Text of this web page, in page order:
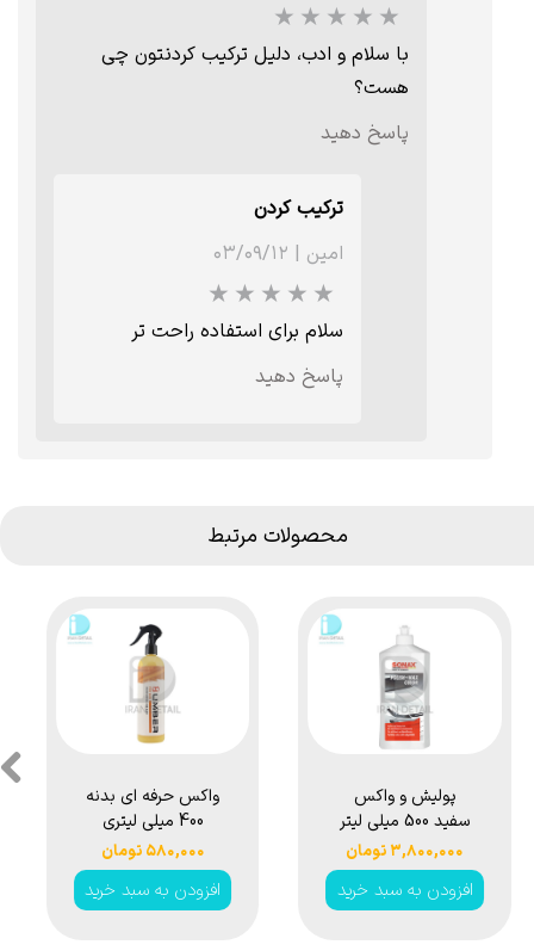
★★★
★★★★
با سلام و ادب، دلیل ترکیب کردنتون چی
هست؟
پاسخ دهید
ترکیب کردن
امین | ۰۳/۰۹/۱۲
سلام برای استفاده راحت تر
پاسخ دهید
محصولات مرتبط
واکس حرفه ای بدنه
400 میلی لیتری
هامبر مدل
Humber Pro Wax
400ml
۵۸۰,۰۰۰ تومان
افزودن به سبد خرید
پولیش و واکس
سفید 500 میلی لیتر
سوناکس مدل
Sonax Polish &
Wax Color White
۳,۸۰۰,۰۰۰ تومان
افزودن به سبد خرید